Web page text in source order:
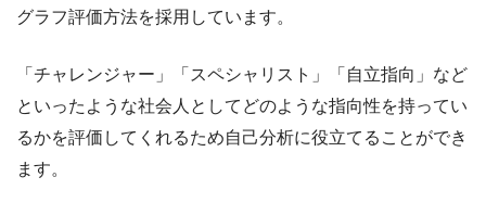
グラフ評価方法を採用しています。
「チャレンジャー」「スペシャリスト」「自立指向」など
といったような社会人としてどのような指向性を持ってい
るかを評価してくれるため自己分析に役立てることができ
ます。